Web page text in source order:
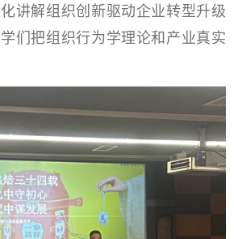
讲解组织创新驱动企业转型升级
们把组织行为学理论和产业真实